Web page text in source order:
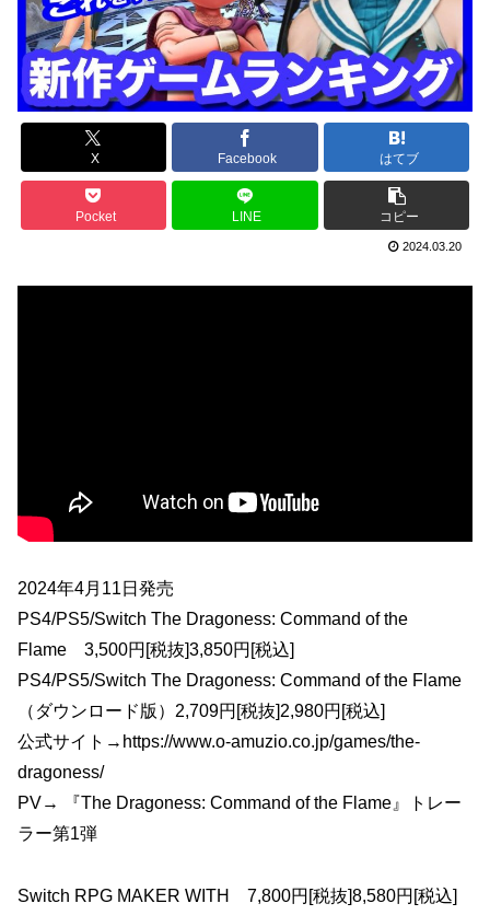
X Facebook はてブ
Pocket LINE コピー
2024.03.20
2024年4月11日発売
PS4/PS5/Switch The Dragoness: Command of the
Flame 3,500円[税抜]3,850円[税込]
PS4/PS5/Switch The Dragoness: Command of the Flame
（ダウンロード版）2,709円[税抜]2,980円[税込]
公式サイト→https://www.o-amuzio.co.jp/games/the-
dragoness/
PV→ 『The Dragoness: Command of the Flame』トレー
ラー第1弾
Switch RPG MAKER WITH 7,800円[税抜]8,580円[税込]